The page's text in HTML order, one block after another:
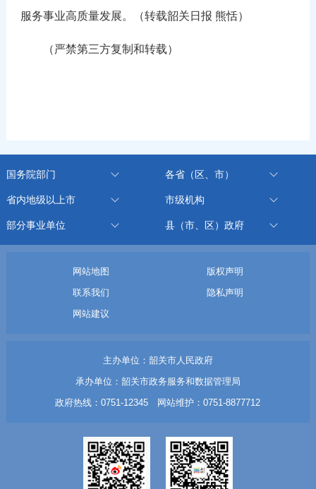
服务事业高质量发展。（转载韶关日报 熊恬）
（严禁第三方复制和转载）
国务院部门 各省（区、市）
省内地级以上市 市级机构
部分事业单位 县（市、区）政府
网站地图
版权声明
联系我们
隐私声明
网站建议
主办单位：韶关市人民政府
承办单位：韶关市政务服务和数据管理局
政府热线：0751-12345 网站维护：0751-8877712